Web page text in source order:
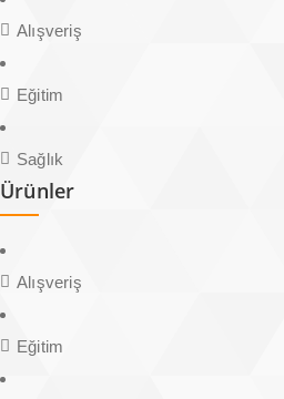
Alışveriş
Eğitim
Sağlık
Ürünler
Alışveriş
Eğitim